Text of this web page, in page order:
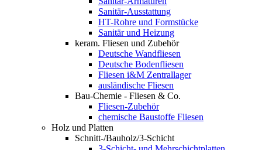
Sanitär-Ausstattung
HT-Rohre und Formstücke
Sanitär und Heizung
keram. Fliesen und Zubehör
Deutsche Wandfliesen
Deutsche Bodenfliesen
Fliesen i&M Zentrallager
ausländische Fliesen
Bau-Chemie - Fliesen & Co.
Fliesen-Zubehör
chemische Baustoffe Fliesen
Holz und Platten
Schnitt-/Bauholz/3-Schicht